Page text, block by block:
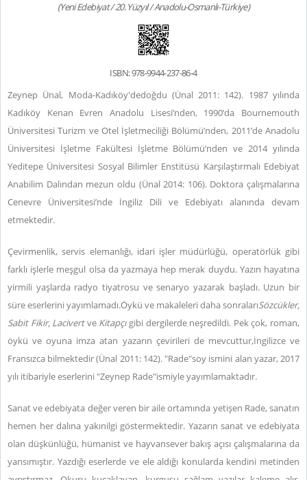
(Yeni Edebiyat / 20. Yüzyıl / Anadolu-Osmanlı-Türkiye)
ISBN: 978-9944-237-86-4
Zeynep Ünal, Moda-Kadıköy'dedoğdu (Ünal 2011: 142). 1987 yılında
Kadıköy Kenan Evren Anadolu Lisesi’nden, 1990’da Bournemouth
Üniversitesi Turizm ve Otel İşletmeciliği Bölümü’nden, 2011’de Anadolu
Üniversitesi İşletme Fakültesi İşletme Bölümü’nden ve 2014 yılında
Yeditepe Üniversitesi Sosyal Bilimler Enstitüsü Karşılaştırmalı Edebiyat
Anabilim Dalından mezun oldu (Ünal 2014: 106). Doktora çalışmalarına
Cenevre Üniversitesi’nde İngiliz Dili ve Edebiyatı alanında devam
etmektedir.
Çevirmenlik, servis elemanlığı, idari işler müdürlüğü, operatörlük gibi
farklı işlerle meşgul olsa da yazmaya hep merak duydu. Yazın hayatına
yirmili yaşlarda radyo tiyatrosu ve senaryo yazarak başladı. Uzun bir
süre eserlerini yayımlamadı.Öykü ve makaleleri daha sonralarıSözcükler,
Sabit Fikir, Lacivertve Kitapçıgibi dergilerde neşredildi. Pek çok, roman,
öykü ve oyuna imza atan yazarın çevirileri de mevcuttur,İngilizce ve
Fransızca bilmektedir (Ünal 2011: 142). "Rade"soy ismini alan yazar, 2017
yılı itibariyle eserlerini "Zeynep Rade"ismiyle yayımlamaktadır.
Sanat ve edebiyata değer veren bir aile ortamında yetişen Rade, sanatın
hemen her dalına yakınilgi göstermektedir. Yazarın sanat ve edebiyata
olan düşkünlüğü, hümanist ve hayvansever bakış açısı çalışmalarına da
yansımıştır. Yazdığı eserlerde ve ele aldığı konularda kendini metinden